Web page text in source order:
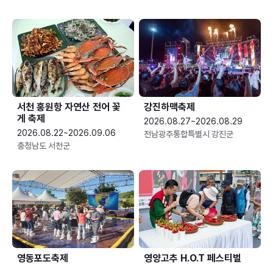
서천 홍원항 자연산 전어 꽃
게 축제
2026.08.22~2026.09.06
충청남도 서천군
강진하맥축제
2026.08.27~2026.08.29
전남광주통합특별시 강진군
영동포도축제 영양고추 H.O.T 페스티벌